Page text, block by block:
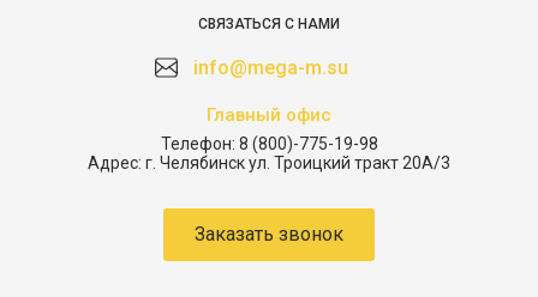
СВЯЗАТЬСЯ С НАМИ
info@mega-m.su
Главный офис
Телефон: 8 (800)-775-19-98
Адрес: г. Челябинск ул. Троицкий тракт 20А/3
Заказать звонок